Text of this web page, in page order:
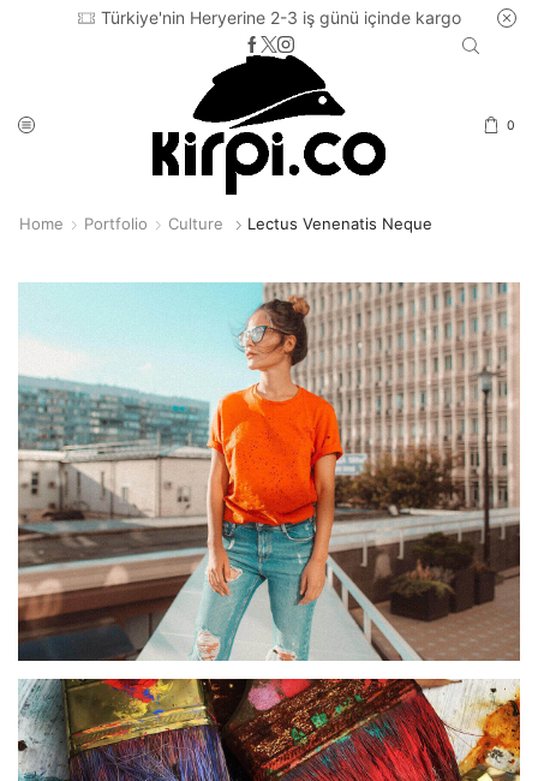
Türkiye'nin Heryerine 2-3 iş günü içinde kargo
0
Home Portfolio Culture Lectus Venenatis Neque